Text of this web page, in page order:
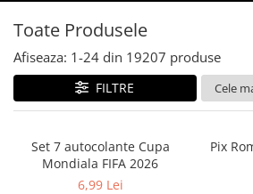
Stilouri școlare
Rollere și finelinere
Markere și textmarkere
Creioane grafice
Creioane colorate
Creioane cerate
Toate Produsele
Afiseaza: 1-24 din 19207 produse
FILTRE
Set 7 autocolante Cupa
Mondiala FIFA 2026
6,99 Lei
Pix